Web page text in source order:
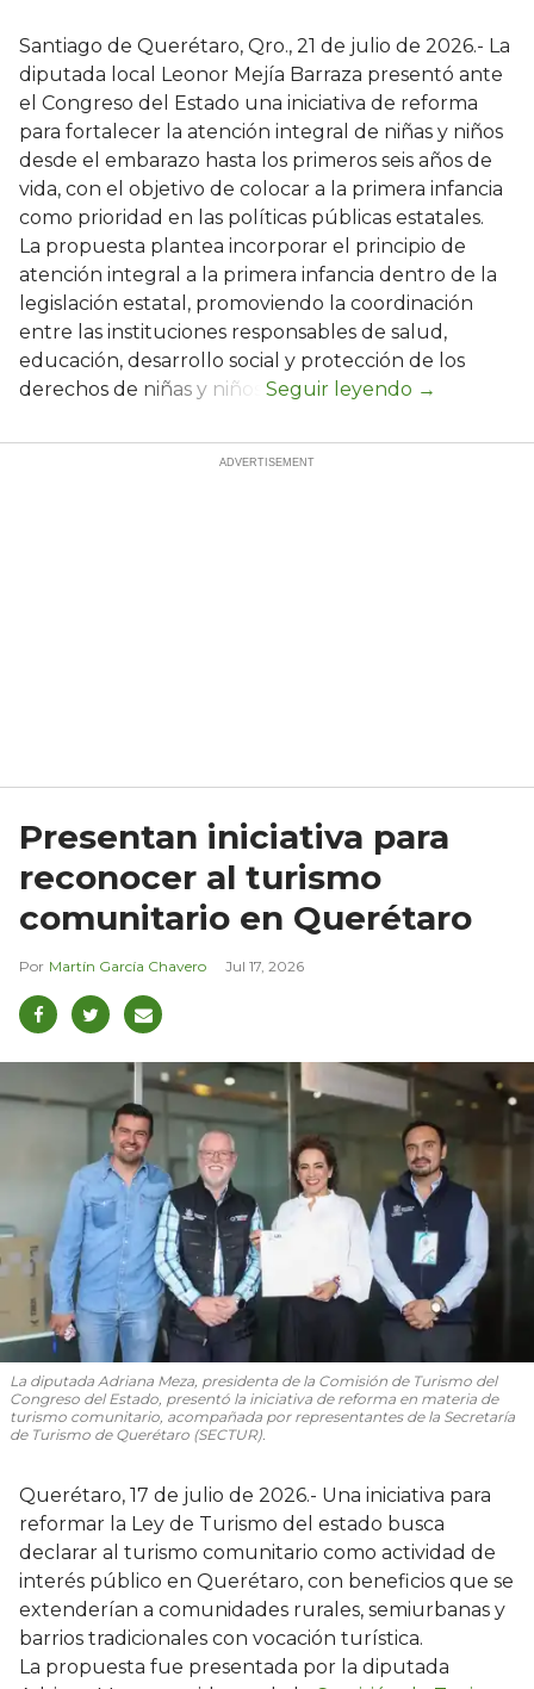
Santiago de Querétaro, Qro., 21 de julio de 2026.- La
diputada local Leonor Mejía Barraza presentó ante
el Congreso del Estado una iniciativa de reforma
para fortalecer la atención integral de niñas y niños
desde el embarazo hasta los primeros seis años de
vida, con el objetivo de colocar a la primera infancia
como prioridad en las políticas públicas estatales.
La propuesta plantea incorporar el principio de
atención integral a la primera infancia dentro de la
legislación estatal, promoviendo la coordinación
entre las instituciones responsables de salud,
educación, desarrollo social y protección de los
derechos de niñas y niños.
Presentan iniciativa para
reconocer al turismo
comunitario en Querétaro
Martín García Chavero Jul 17, 2026
La diputada Adriana Meza, presidenta de la Comisión de Turismo del
Congreso del Estado, presentó la iniciativa de reforma en materia de
turismo comunitario, acompañada por representantes de la Secretaría
de Turismo de Querétaro (SECTUR).
Querétaro, 17 de julio de 2026.- Una iniciativa para
reformar la Ley de Turismo del estado busca
declarar al turismo comunitario como actividad de
interés público en Querétaro, con beneficios que se
extenderían a comunidades rurales, semiurbanas y
barrios tradicionales con vocación turística.
La propuesta fue presentada por la diputada